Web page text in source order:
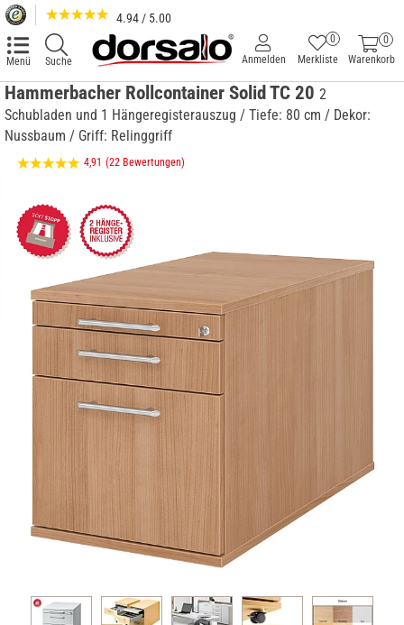
4.94 / 5.00
Menü Suche
0
Warenkorb
Merkliste
0
Anmelden
Hammerbacher Rollcontainer Solid TC 20 2
Schubladen und 1 Hängeregisterauszug / Tiefe: 80 cm / Dekor:
Nussbaum / Griff: Relinggriff
4,91 (22 Bewertungen)